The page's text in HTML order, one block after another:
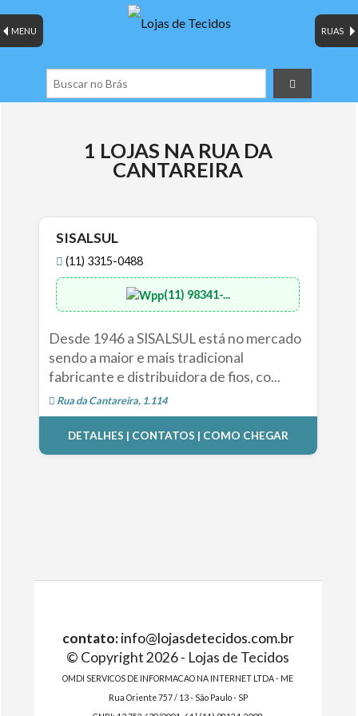
RUAS
MENU
1 LOJAS NA RUA DA
CANTAREIRA
SISALSUL
(11) 3315-0488
(11) 98341-...
Desde 1946 a SISALSUL está no mercado
sendo a maior e mais tradicional
fabricante e distribuidora de fios, co...
Rua da Cantareira, 1.114
DETALHES | CONTATOS | COMO CHEGAR
contato: info@lojasdetecidos.com.br
© Copyright 2026 - Lojas de Tecidos
OMDI SERVICOS DE INFORMACAO NA INTERNET LTDA - ME
Rua Oriente 757 / 13 - São Paulo - SP